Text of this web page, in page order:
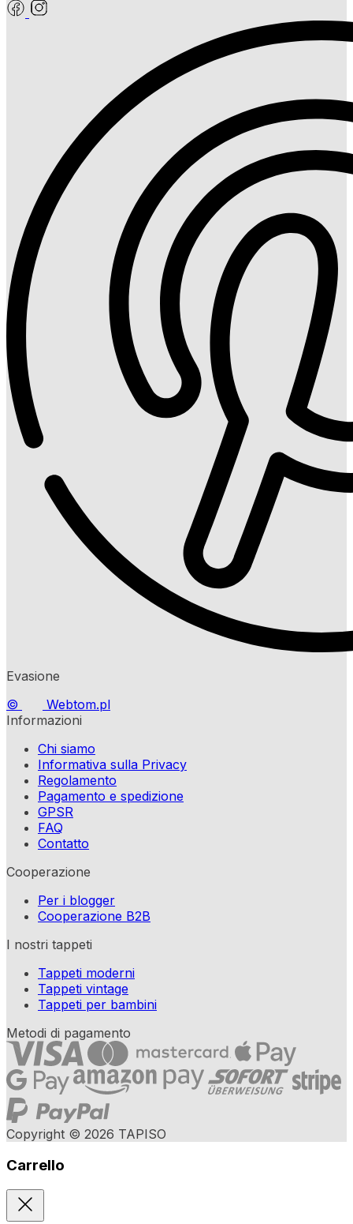
Evasione
©
Webtom.pl
Informazioni
Chi siamo
Informativa sulla Privacy
Regolamento
Pagamento e spedizione
GPSR
FAQ
Contatto
Cooperazione
Per i blogger
Cooperazione B2B
I nostri tappeti
Tappeti moderni
Tappeti vintage
Tappeti per bambini
Metodi di pagamento
Copyright © 2026 TAPISO
Carrello